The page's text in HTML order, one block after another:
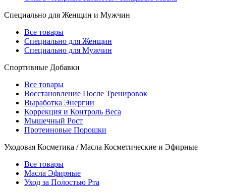
Специально для Женщин и Мужчин
Все товары
Специально для Женщин
Специально для Мужчин
Спортивные Добавки
Все товары
Восстановление После Тренировок
Выработка Энергии
Коррекция и Контроль Веса
Мышечный Рост
Протеиновые Порошки
Уходовая Косметика / Масла Косметические и Эфирные
Все товары
Масла Эфирные
Уход за Полостью Рта